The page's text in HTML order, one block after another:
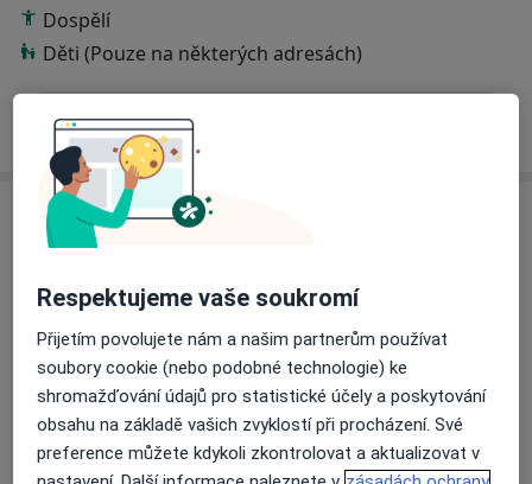
Dospělí
Děti (Pouze na některých adresách)
Služby a ceník služeb
Od 1 500 Kč Detaily
Konzultace online
Od 1 500 Kč Detaily
Respektujeme vaše soukromí
Přijetím povolujete nám a našim partnerům používat
soubory cookie (nebo podobné technologie) ke
shromažďování údajů pro statistické účely a poskytování
obsahu na základě vašich zvyklostí při procházení. Své
preference můžete kdykoli zkontrolovat a aktualizovat v